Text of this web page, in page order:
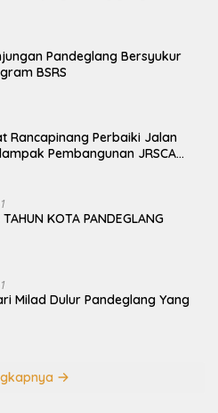
Pandeglang Bersyukur
BSRS
Rancapinang Perbaiki Jalan
Pembangunan JRSCA
KOTA PANDEGLANG
Milad Dulur Pandeglang Yang